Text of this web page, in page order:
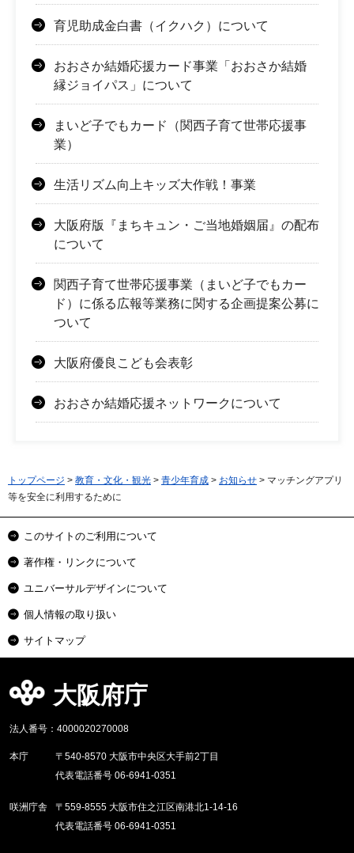
育児助成金白書（イクハク）について
おおさか結婚応援カード事業「おおさか結婚
縁ジョイパス」について
まいど子でもカード（関西子育て世帯応援事
業）
生活リズム向上キッズ大作戦！事業
大阪府版『まちキュン・ご当地婚姻届』の配布
について
関西子育て世帯応援事業（まいど子でもカー
ド）に係る広報等業務に関する企画提案公募に
ついて
大阪府優良こども会表彰
おおさか結婚応援ネットワークについて
トップページ > 教育・文化・観光 > 青少年育成 > お知らせ > マッチングアプリ
等を安全に利用するために
このサイトのご利用について
著作権・リンクについて
ユニバーサルデザインについて
個人情報の取り扱い
サイトマップ
大阪府庁
法人番号：4000020270008
本庁
〒540-8570 大阪市中央区大手前2丁目
代表電話番号 06-6941-0351
咲洲庁舎
〒559-8555 大阪市住之江区南港北1-14-16
代表電話番号 06-6941-0351